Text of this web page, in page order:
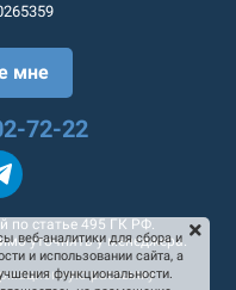
мне
72-22
по статье 495 ГК РФ.
уточнять у менеджера.
рассылку
веб-аналитики для сбора и
и использовании сайта, а
функциональности.